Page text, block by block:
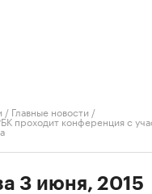
/ Главные новости /
проходит конференция с
3 июня, 2015